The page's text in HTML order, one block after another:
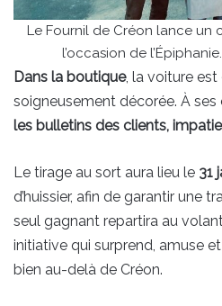
Le Fournil de Créon lance un
l’occasion de
Dans la boutique, la voiture est
soigneusement décorée. À ses
les bulletins des clients,
Le tirage au sort aura lieu le 31
d’huissier, afin de garantir une
seul gagnant repartira au
initiative qui surprend, amuse
bien au-delà de Créon.